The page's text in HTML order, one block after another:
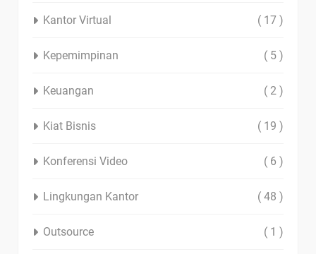
Kantor Virtual ( 17 )
Kepemimpinan ( 5 )
Keuangan ( 2 )
Kiat Bisnis ( 19 )
Konferensi Video ( 6 )
Lingkungan Kantor ( 48 )
Outsource ( 1 )